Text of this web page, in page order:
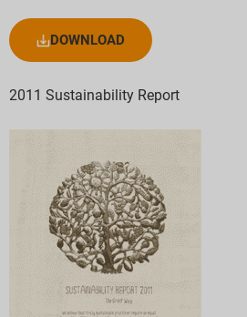
DOWNLOAD
2011 Sustainability Report